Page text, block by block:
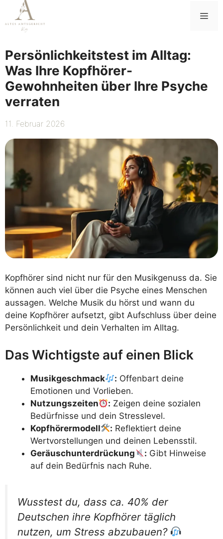
Inhalt
springen
Persönlichkeitstest im Alltag:
Was Ihre Kopfhörer-
Gewohnheiten über Ihre Psyche
verraten
11. Februar 2026
Kopfhörer sind nicht nur für den Musikgenuss da. Sie
können auch viel über die Psyche eines Menschen
aussagen. Welche Musik du hörst und wann du
deine Kopfhörer aufsetzt, gibt Aufschluss über deine
Persönlichkeit und dein Verhalten im Alltag.
Das Wichtigste auf einen Blick
Musikgeschmack : Offenbart deine
Emotionen und Vorlieben.
Nutzungszeiten
: Zeigen deine sozialen
Bedürfnisse und dein Stresslevel.
Kopfhörermodell
: Reflektiert deine
Wertvorstellungen und deinen Lebensstil.
Geräuschunterdrückung
: Gibt Hinweise
auf dein Bedürfnis nach Ruhe.
Wusstest du, dass ca. 40% der
Deutschen ihre Kopfhörer täglich
nutzen, um Stress abzubauen?